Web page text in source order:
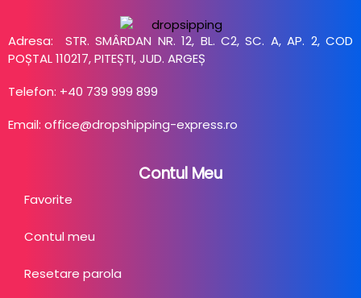
Adresa: STR. SMÂRDAN NR. 12, BL. C2, SC. A, AP. 2, COD
POȘTAL 110217, PITEȘTI, JUD. ARGEȘ
Telefon: +40 739 999 899
Email: office@dropshipping-express.ro
Contul Meu
Favorite
Contul meu
Resetare parola